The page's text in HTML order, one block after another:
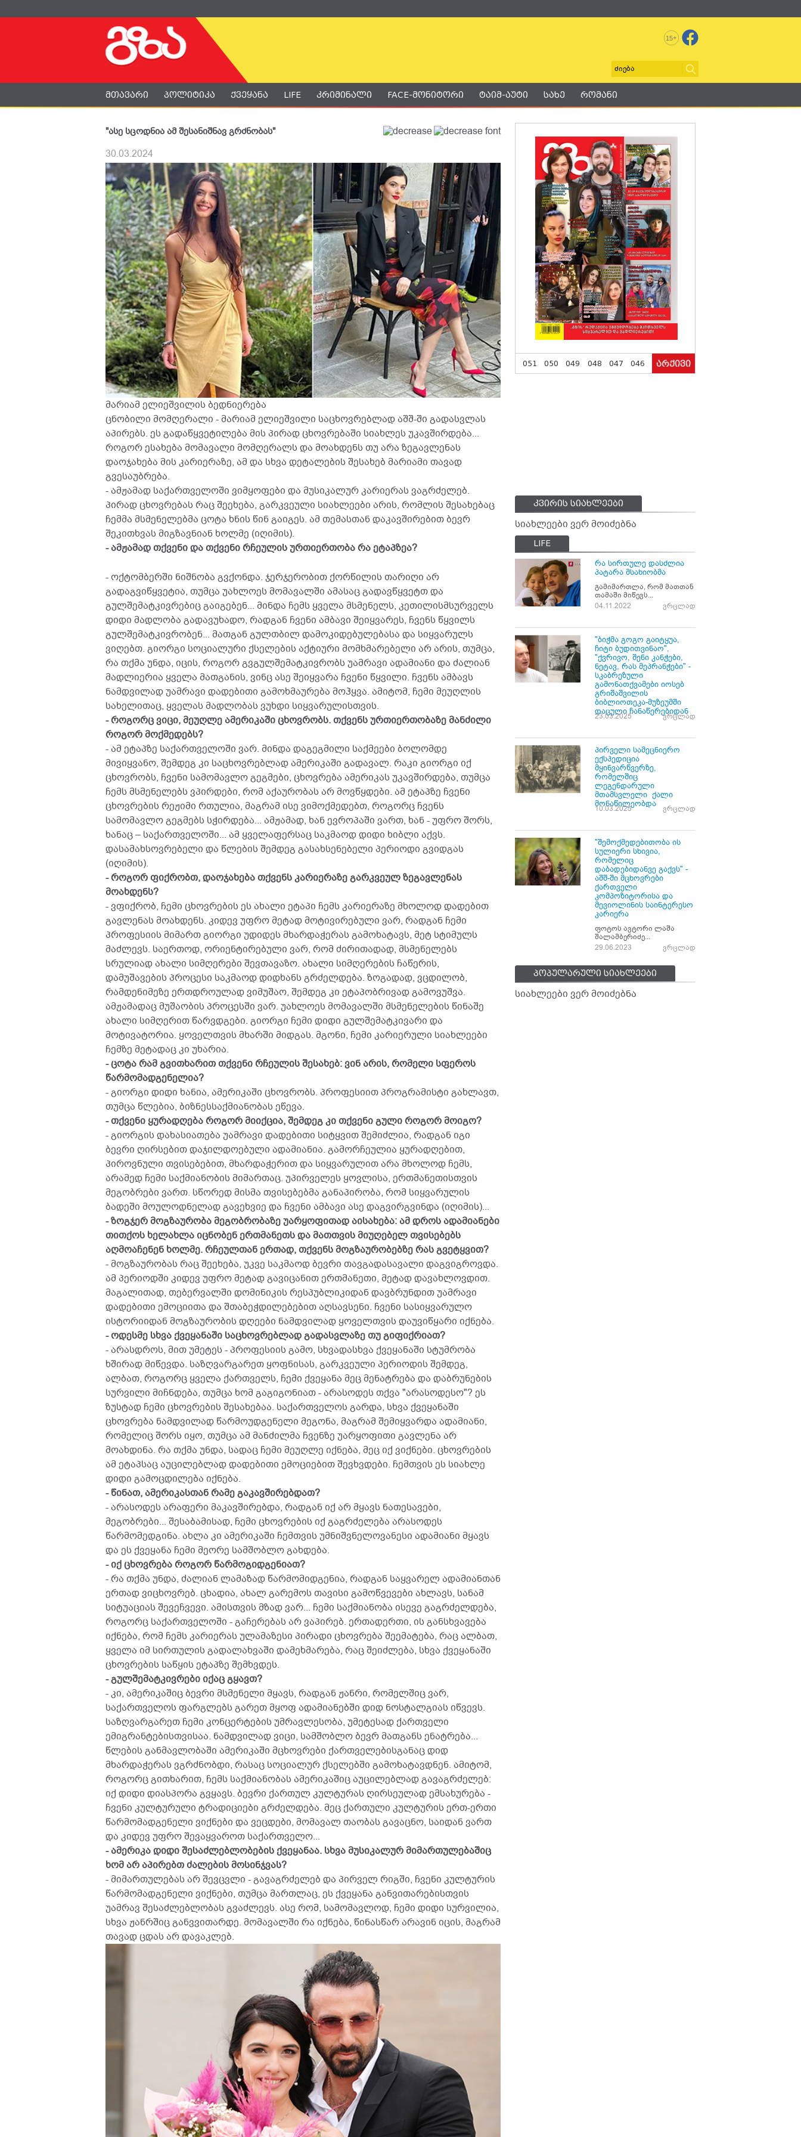
15+
მთავარი პოლიტიკა ქვეყანა LIFE კრიმინალი FACE-მონიტორი ტაიმ-აუტი სახე რომანი
"ასე სცოდნია ამ შესანიშნავ გრძნობას"
30.03.2024
მარიამ ელიეშვილის ბედნიერება
ცნობილი მომღერალი - მარიამ ელიეშვილი საცხოვრებლად აშშ-ში გადასვლას
აპირებს. ეს გადაწყვეტილება მის პირად ცხოვრებაში სიახლეს უკავშირდება...
როგორ ესახება მომავალი მომღერალს და მოახდენს თუ არა ზეგავლენას
დაოჯახება მის კარიერაზე, ამ და სხვა დეტალების შესახებ მარიამი თავად
გვესაუბრება.
- ამჟამად საქართველოში ვიმყოფები და მუსიკალურ კარიერას ვაგრძელებ.
პირად ცხოვრებას რაც შეეხება, გარკვეული სიახლეები არის, რომლის შესახებაც
ჩემმა მსმენელებმა ცოტა ხნის წინ გაიგეს. ამ თემასთან დაკავშირებით ბევრ
შეკითხვას მიგზავნიან ხოლმე (იღიმის).
- ამჟამად თქვენი და თქვენი რჩეულის ურთიერთობა რა ეტაპზეა?
- ოქტომბერში ნიშნობა გვქონდა. ჯერჯერობით ქორწილის თარიღი არ
გადაგვიწყვეტია, თუმცა უახლოეს მომავალში ამასაც გადავწყვეტთ და
გულშემატკივრებიც გაიგებენ... მინდა ჩემს ყველა მსმენელს, კეთილისმსურველს
დიდი მადლობა გადავუხადო, რადგან ჩვენი ამბავი შეიყვარეს, ჩვენს წყვილს
გულშემატკივრობენ... მათგან გულთბილ დამოკიდებულებასა და სიყვარულს
ვიღებთ. გიორგი სოციალური ქსელების აქტიური მომხმარებელი არ არის, თუმცა,
რა თქმა უნდა, იცის, როგორ გვგულშემატკივრობს უამრავი ადამიანი და ძალიან
მადლიერია ყველა მათგანის, ვინც ასე შეიყვარა ჩვენი წყვილი. ჩვენს ამბავს
ნამდვილად უამრავი დადებითი გამოხმაურება მოჰყვა. ამიტომ, ჩემი მეუღლის
სახელითაც, ყველას მადლობას ვუხდი სიყვარულისთვის.
- როგორც ვიცი, მეუღლე ამერიკაში ცხოვრობს. თქვენს ურთიერთობაზე მანძილი
როგორ მოქმედებს?
- ამ ეტაპზე საქართველოში ვარ. მინდა დაგეგმილი საქმეები ბოლომდე
მივიყვანო, შემდეგ კი საცხოვრებლად ამერიკაში გადავალ. რაკი გიორგი იქ
ცხოვრობს, ჩვენი სამომავლო გეგმები, ცხოვრება ამერიკას უკავშირდება, თუმცა
ჩემს მსმენელებს ვპირდები, რომ აქაურობას არ მოვწყდები. ამ ეტაპზე ჩვენი
ცხოვრების რეჟიმი რთულია, მაგრამ ისე ვიმოქმედებთ, როგორც ჩვენს
სამომავლო გეგმებს სჭირდება... ამჟამად, ხან ევროპაში ვართ, ხან - უფრო შორს,
ხანაც – საქართველოში... ამ ყველაფერსაც საკმაოდ დიდი ხიბლი აქვს.
დასამახსოვრებელი და წლების შემდეგ გასახსენებელი პერიოდი გვიდგას
(იღიმის).
- როგორ ფიქრობთ, დაოჯახება თქვენს კარიერაზე გარკვეულ ზეგავლენას
მოახდენს?
- ვფიქრობ, ჩემი ცხოვრების ეს ახალი ეტაპი ჩემს კარიერაზე მხოლოდ დადებით
გავლენას მოახდენს. კიდევ უფრო მეტად მოტივირებული ვარ, რადგან ჩემი
პროფესიის მიმართ გიორგი უდიდეს მხარდაჭერას გამოხატავს, მეტ სტიმულს
მაძლევს. საერთოდ, ორიენტირებული ვარ, რომ ძირითადად, მსმენელებს
სრულიად ახალი სიმღერები შევთავაზო. ახალი სიმღერების ჩაწერის,
დამუშავების პროცესი საკმაოდ დიდხანს გრძელდება. ზოგადად, ვცდილობ,
რამდენიმეზე ერთდროულად ვიმუშაო, შემდეგ კი ეტაპობრივად გამოვუშვა.
ამჟამადაც მუშაობის პროცესში ვარ. უახლოეს მომავალში მსმენელების წინაშე
ახალი სიმღერით წარვდგები. გიორგი ჩემი დიდი გულშემატკივარი და
მოტივატორია. ყოველთვის მხარში მიდგას. მგონი, ჩემი კარიერული სიახლეები
ჩემზე მეტადაც კი უხარია.
- ცოტა რამ გვითხარით თქვენი რჩეულის შესახებ: ვინ არის, რომელი სფეროს
წარმომადგენელია?
- გიორგი დიდი ხანია, ამერიკაში ცხოვრობს. პროფესიით პროგრამისტი გახლავთ,
თუმცა წლებია, ბიზნესსაქმიანობას ეწევა.
- თქვენი ყურადღება როგორ მიიქცია, შემდეგ კი თქვენი გული როგორ მოიგო?
- გიორგის დახასიათება უამრავი დადებითი სიტყვით შემიძლია, რადგან იგი
ბევრი ღირსებით დაჯილდოებული ადამიანია. გამორჩეულია ყურადღებით,
პიროვნული თვისებებით, მხარდაჭერით და სიყვარულით არა მხოლოდ ჩემს,
არამედ ჩემი საქმიანობის მიმართაც. უპირველეს ყოვლისა, ერთმანეთისთვის
მეგობრები ვართ. სწორედ მისმა თვისებებმა განაპირობა, რომ სიყვარულის
ბადეში მოულოდნელად გავეხვიე და ჩვენი ამბავი ასე დაგვირგვინდა (იღიმის)...
- ზოგჯერ მოგზაურობა მეგობრობაზე უარყოფითად აისახება: ამ დროს ადამიანები
თითქოს ხელახლა იცნობენ ერთმანეთს და მათთვის მიუღებელ თვისებებს
აღმოაჩენენ ხოლმე. რჩეულთან ერთად, თქვენს მოგზაურობებზე რას გვეტყვით?
- მოგზაურობას რაც შეეხება, უკვე საკმაოდ ბევრი თავგადასავალი დაგვიგროვდა.
ამ პერიოდში კიდევ უფრო მეტად გავიცანით ერთმანეთი, მეტად დავახლოვდით.
მაგალითად, თებერვალში დომინიკის რესპუბლიკიდან დავბრუნდით უამრავი
დადებითი ემოციითა და შთაბეჭდილებებით აღსავსენი. ჩვენი სასიყვარულო
ისტორიიდან მოგზაურობის დღეები ნამდვილად ყოველთვის დაუვიწყარი იქნება.
- ოდესმე სხვა ქვეყანაში საცხოვრებლად გადასვლაზე თუ გიფიქრიათ?
- არასდროს, მით უმეტეს - პროფესიის გამო, სხვადასხვა ქვეყანაში სტუმრობა
ხშირად მიწევდა. საზღვარგარეთ ყოფნისას, გარკვეული პერიოდის შემდეგ,
ალბათ, როგორც ყველა ქართველს, ჩემი ქვეყანა მეც მენატრება და დაბრუნების
სურვილი მიჩნდება, თუმცა ხომ გაგიგონიათ - არასოდეს თქვა "არასოდესო"? ეს
ზუსტად ჩემი ცხოვრების შესახებაა. საქართველოს გარდა, სხვა ქვეყანაში
ცხოვრება ნამდვილად წარმოუდგენელი მეგონა, მაგრამ შემიყვარდა ადამიანი,
რომელიც შორს იყო, თუმცა ამ მანძილმა ჩვენზე უარყოფითი გავლენა არ
მოახდინა. რა თქმა უნდა, სადაც ჩემი მეუღლე იქნება, მეც იქ ვიქნები. ცხოვრების
ამ ეტაპსაც აუცილებლად დადებითი ემოციებით შევხვდები. ჩემთვის ეს სიახლე
დიდი გამოცდილება იქნება.
- წინათ, ამერიკასთან რამე გაკავშირებდათ?
- არასოდეს არაფერი მაკავშირებდა, რადგან იქ არ მყავს ნათესავები,
მეგობრები... შესაბამისად, ჩემი ცხოვრების იქ გაგრძელება არასოდეს
წარმომედგინა. ახლა კი ამერიკაში ჩემთვის უმნიშვნელოვანესი ადამიანი მყავს
და ეს ქვეყანა ჩემი მეორე სამშობლო გახდება.
- იქ ცხოვრება როგორ წარმოგიდგენიათ?
- რა თქმა უნდა, ძალიან ლამაზად წარმომიდგენია, რადგან საყვარელ ადამიანთან
ერთად ვიცხოვრებ. ცხადია, ახალ გარემოს თავისი გამოწვევები ახლავს, სანამ
სიტუაციას შევეჩვევი. ამისთვის მზად ვარ... ჩემი საქმიანობა ისევე გაგრძელდება,
როგორც საქართველოში - გაჩერებას არ ვაპირებ. ერთადერთი, ის განსხვავება
იქნება, რომ ჩემს კარიერას ულამაზესი პირადი ცხოვრება შეემატება, რაც ალბათ,
ყველა იმ სირთულის გადალახვაში დამეხმარება, რაც შეიძლება, სხვა ქვეყანაში
ცხოვრების საწყის ეტაპზე შემხვდეს.
- გულშემატკივრები იქაც გყავთ?
- კი, ამერიკაშიც ბევრი მსმენელი მყავს, რადგან ჟანრი, რომელშიც ვარ,
საქართველოს ფარგლებს გარეთ მყოფ ადამიანებში დიდ ნოსტალგიას იწვევს.
საზღვარგარეთ ჩემი კონცერტების უმრავლესობა, უმეტესად ქართველი
ემიგრანტებისთვისაა. ნამდვილად ვიცი, სამშობლო ბევრ მათგანს ენატრება...
წლების განმავლობაში ამერიკაში მცხოვრები ქართველებისგანაც დიდ
მხარდაჭერას ვგრძნობდი, რასაც სოციალურ ქსელებში გამოხატავდნენ. ამიტომ,
როგორც გითხარით, ჩემს საქმიანობას ამერიკაშიც აუცილებლად გავაგრძელებ:
იქ დიდი დიასპორა გვყავს. ბევრი ქართულ კულტურას ღირსეულად ემსახურება -
ჩვენი კულტურული ტრადიციები გრძელდება. მეც ქართული კულტურის ერთ-ერთი
წარმომადგენელი ვიქნები და ვეცდები, მომავალ თაობას გავაცნო, საიდან ვართ
და კიდევ უფრო შევაყვაროთ საქართველო...
- ამერიკა დიდი შესაძლებლობების ქვეყანაა. სხვა მუსიკალურ მიმართულებაშიც
ხომ არ აპირებთ ძალების მოსინჯვას?
- მიმართულებას არ შევცვლი - გავაგრძელებ და პირველ რიგში, ჩვენი კულტურის
წარმომადგენელი ვიქნები, თუმცა მართლაც, ეს ქვეყანა განვითარებისთვის
უამრავ შესაძლებლობას გვაძლევს. ასე რომ, სამომავლოდ, ჩემი დიდი სურვილია,
სხვა ჟანრშიც განვვითარდე. მომავალში რა იქნება, წინასწარ არავინ იცის, მაგრამ
თავად ცდას არ დავაკლებ.
051 050 049 048 047 046 არქივი
კვირის სიახლეები
სიახლეები ვერ მოიძებნა
LIFE
რა სირთულე დასძლია
პატარა მსახიობმა
გამიმართლა, რომ მათთან
თამაში მიწევს...
04.11.2022
ვრცლად
"ბიჭმა გოგო გაიტყუა,
ჩიტი ბუდითვინაო",
"ქვრივო, შენი კანჭები,
ნეტავ, რას მეპრანჭები" -
სკაბრეზული
გამონათქვამები იოსებ
გრიშაშვილის
ბიბლიოთეკა-მუზეუმში
დაცული ჩანაწერებიდან
23.03.2025 ვრცლად
პირველი სამეცნიერო
ექსპედიცია
მყინვარწვერზე,
რომელშიც
ლეგენდარული
მთამსვლელი ქალი
მონაწილეობდა
10.03.2025 ვრცლად
"შემოქმედებითობა ის
სულიერი სხივია,
რომელიც
დაბადებიდანვე გაქვს" -
აშშ-ში მცხოვრები
ქართველი
კომპოზიტორისა და
მევიოლინის საინტერესო
კარიერა
ფოტოს ავტორი ლაშა
შალამბერიძე...
29.06.2023
ვრცლად
პოპულარული სიახლეები
სიახლეები ვერ მოიძებნა